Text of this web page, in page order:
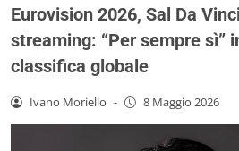
Eurovision 2026, Sal Da
streaming: “Per sempre sì”
classifica globale
Ivano Moriello - 8 Maggio 2026